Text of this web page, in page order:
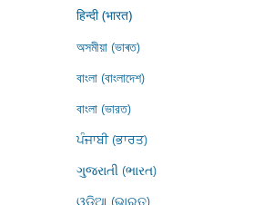
हिन्दी (भारत)
অসমীয়া (ভাৰত)
বাংলা (বাংলাদেশ)
বাংলা (ভারত)
ਪੰਜਾਬੀ (ਭਾਰਤ)
ગુજરાતી (ભારત)
ଓଡ଼ିଆ (ଭାରତ)